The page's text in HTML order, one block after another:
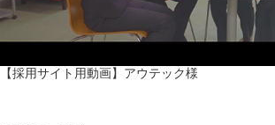
【採用サイト用動画】アウテック様